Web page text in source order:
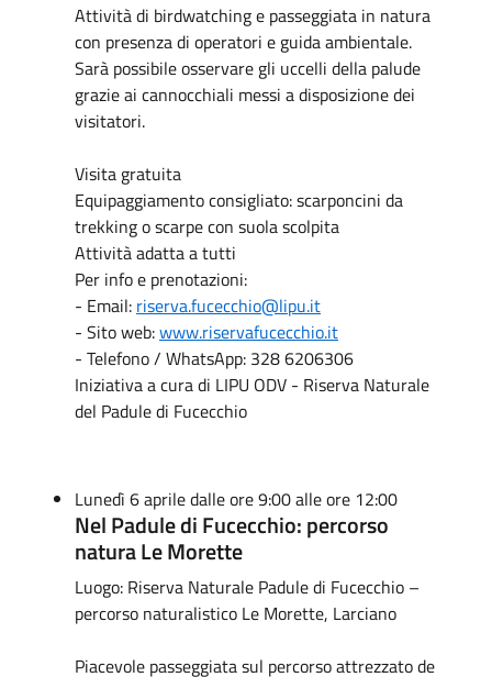
Attività di birdwatching e passeggiata in natura
con presenza di operatori e guida ambientale.
Sarà possibile osservare gli uccelli della palude
grazie ai cannocchiali messi a disposizione dei
visitatori.
Visita gratuita
Equipaggiamento consigliato: scarponcini da
trekking o scarpe con suola scolpita
Attività adatta a tutti
Per info e prenotazioni:
- Email: riserva.fucecchio@lipu.it
- Sito web:www.riservafucecchio.it
- Telefono / WhatsApp: 328 6206306
Iniziativa a cura di LIPU ODV - Riserva Naturale
del Padule di Fucecchio
Lunedì 6 aprile dalle ore 9:00 alle ore 12:00
Nel Padule di Fucecchio: percorso
natura Le Morette
Luogo: Riserva Naturale Padule di Fucecchio –
percorso naturalistico Le Morette, Larciano
Piacevole passeggiata sul percorso attrezzato de